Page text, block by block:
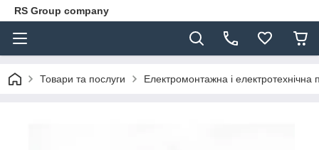
RS Group company
Товари та послуги Електромонтажна і електротехнічна